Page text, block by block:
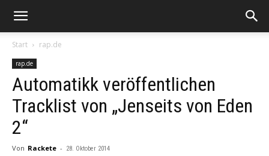
Start rap.de
rap.de
Automatikk veröffentlichen
Tracklist von „Jenseits von Eden
2“
Von Rackete - 28. Oktober 2014